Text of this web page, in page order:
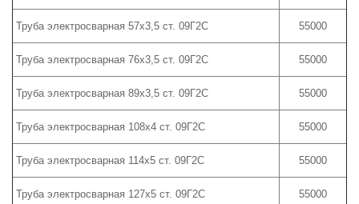
Труба электросварная 57х3,5 ст. 09Г2С 55000
Труба электросварная 76х3,5 ст. 09Г2С 55000
Труба электросварная 89х3,5 ст. 09Г2С 55000
Труба электросварная 108х4 ст. 09Г2С 55000
Труба электросварная 114х5 ст. 09Г2С 55000
Труба электросварная 127х5 ст. 09Г2С 55000